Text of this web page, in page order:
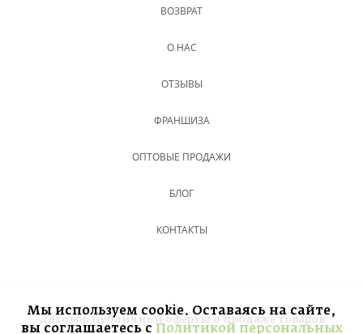
ВОЗВРАТ
О НАС
ОТЗЫВЫ
ФРАНШИЗА
ОПТОВЫЕ ПРОДАЖИ
БЛОГ
КОНТАКТЫ
Мы используем cookie. Оставаясь на сайте,
вы соглашаетесь с Политикой персональных
Договор публичной оферты о продаже товаров